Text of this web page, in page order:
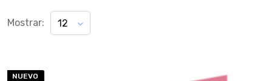
Mostrar: 12
NUEVO